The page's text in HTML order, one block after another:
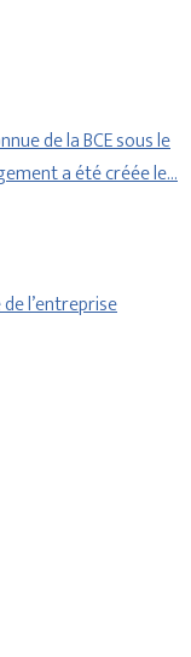
de la BCE sous le
a été créée le…
l’entreprise